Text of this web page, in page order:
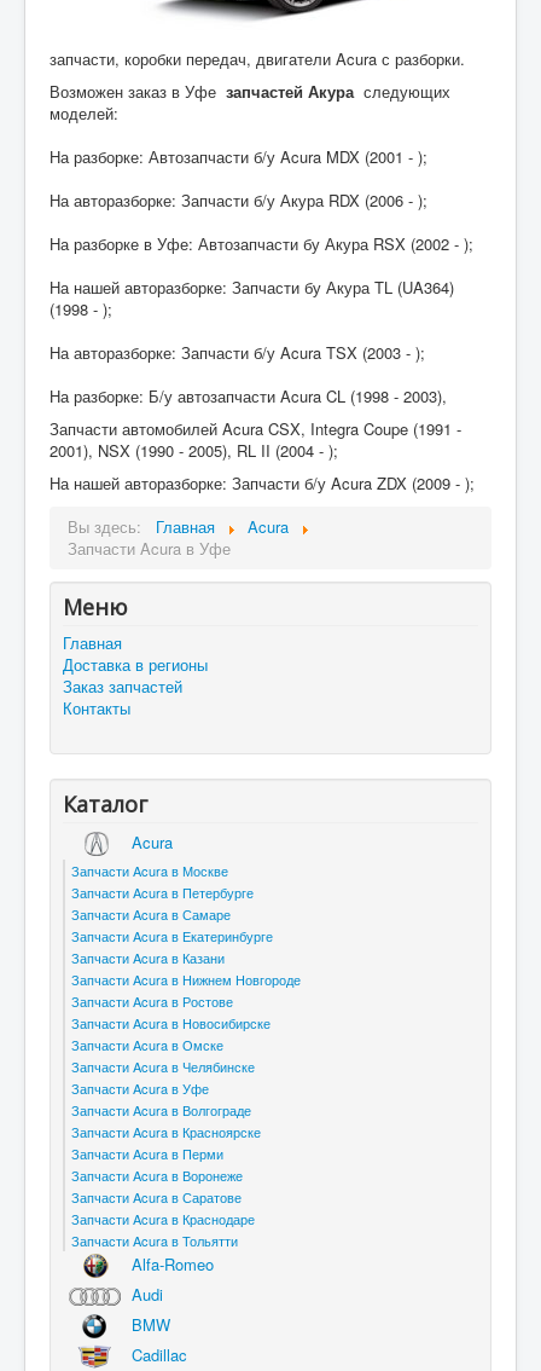
запчасти, коробки передач, двигатели Acura с разборки.
Возможен заказ в Уфе запчастей Акураследующих
моделей:
На разборке: Автозапчасти б/у Acura MDX (2001 - );
На авторазборке: Запчасти б/у Акура RDX (2006 - );
На разборке в Уфе: Автозапчасти бу Акура RSX (2002 - );
На нашей авторазборке: Запчасти бу Акура TL (UA364)
(1998 - );
На авторазборке: Запчасти б/у Acura TSX (2003 - );
На разборке: Б/у автозапчасти Acura CL (1998 - 2003),
Запчасти автомобилей Acura CSX, Integra Coupe (1991 -
2001), NSX (1990 - 2005), RL II (2004 - );
На нашей авторазборке: Запчасти б/у Acura ZDX (2009 - );
Вы здесь:
Главная
Acura
Запчасти Acura в Уфе
Меню
Главная
Доставка в регионы
Заказ запчастей
Контакты
Каталог
Acura
Запчасти Acura в Москве
Запчасти Acura в Петербурге
Запчасти Acura в Самаре
Запчасти Acura в Екатеринбурге
Запчасти Acura в Казани
Запчасти Acura в Нижнем Новгороде
Запчасти Acura в Ростове
Запчасти Acura в Новосибирске
Запчасти Acura в Омске
Запчасти Acura в Челябинске
Запчасти Acura в Уфе
Запчасти Acura в Волгограде
Запчасти Acura в Красноярске
Запчасти Acura в Перми
Запчасти Acura в Воронеже
Запчасти Acura в Саратове
Запчасти Acura в Краснодаре
Запчасти Acura в Тольятти
Alfa-Romeo
Audi
BMW
Cadillac